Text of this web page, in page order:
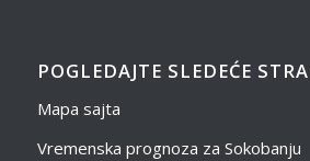
POGLEDAJTE SLEDEĆE
Mapa sajta
Vremenska prognoza za Sokobanju